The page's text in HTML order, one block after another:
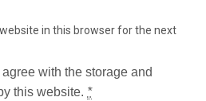
in this browser for the next
with the storage and
this website. *